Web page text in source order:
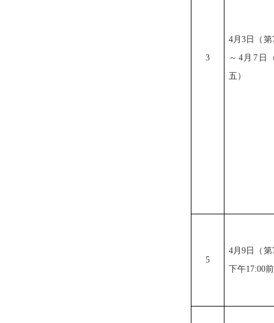
3
4月3 日（第
～ 4月 7 日
五）
5
4月9 日（第
下午17:00前